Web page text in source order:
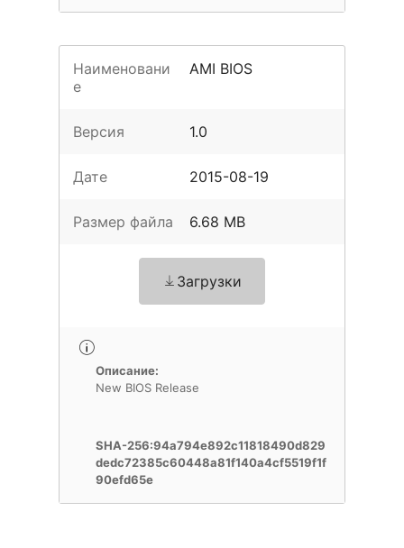
Наименовани
е
AMI BIOS
Версия 1.0
Дате 2015-08-19
Размер файла 6.68 MB
Загрузки
Описание:
New BIOS Release
SHA-256:94a794e892c11818490d829
dedc72385c60448a81f140a4cf5519f1f
90efd65e